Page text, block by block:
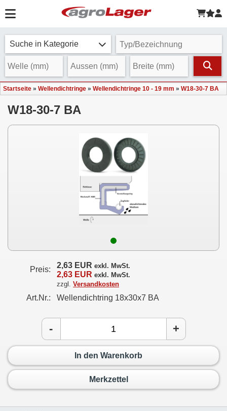
Suche in Kategorie
Startseite » Wellendichtringe » Wellendichtringe 10 - 19 mm » W18-30-7 BA
W18-30-7 BA
Preis: 2,63 EUR exkl. MwSt.
2,63 EUR exkl. MwSt.
zzgl. Versandkosten
Art.Nr.: Wellendichtring 18x30x7 BA
- +
In den Warenkorb
Merkzettel